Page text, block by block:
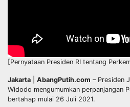
[Pernyataan Presiden RI tentang
Jakarta AbangPutih.com – Presiden
Widodo mengumumkan perpanjangan
bertahap mulai 26 Juli 2021.